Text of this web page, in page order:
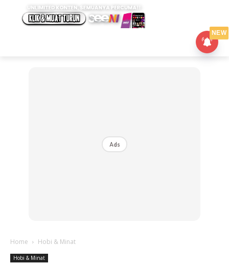
Ads
Home Hobi & Minat
Hobi & Minat
NEW